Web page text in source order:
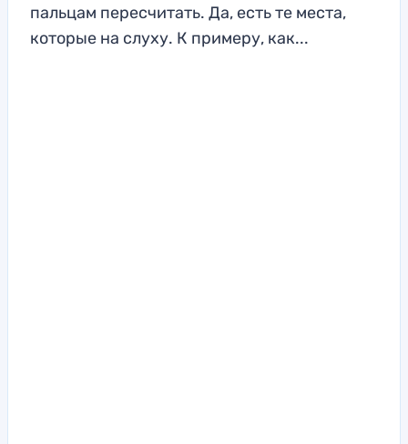
пальцам пересчитать. Да, есть те места,
которые на слуху. К примеру, как...